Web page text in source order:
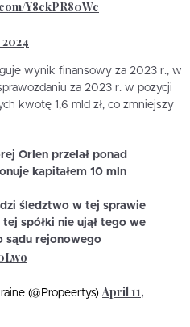
Y8ckPR80Wc
2024
wynik finansowy za 2023 r., w
za 2023 r. w pozycji
kwotę 1,6 mld zł, co zmniejszy
Orlen przelał ponad
kapitałem 10 mln
śledztwo w tej sprawie
spółki nie ujął tego we
sądu rejonowego
(@Propeertys) April 11,